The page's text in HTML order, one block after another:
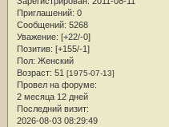
Приглашений: 0
Сообщений: 5268
Уважение: [+22/-0]
Позитив: [+155/-1]
Пол: Женский
Возраст: 51 [1975-07-13]
Провел на форуме:
2 месяца 12 дней
Последний визит:
2026-08-03 08:29:49